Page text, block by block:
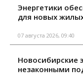
Энергетики
для новых
07 августа 2026, 09:40
Новосибирские
незаконными